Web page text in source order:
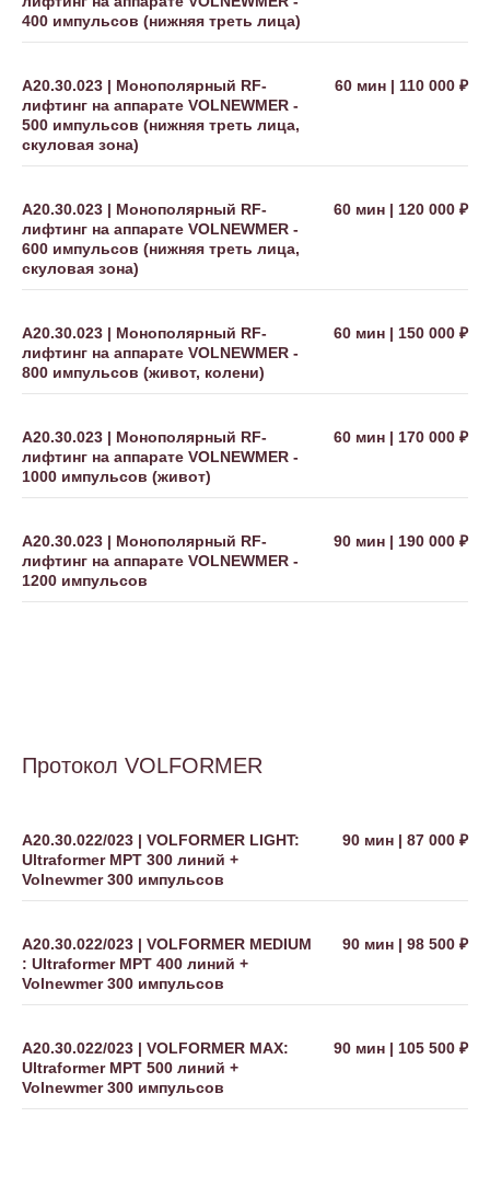
400 импульсов (нижняя треть лица)
А20.30.023 | Монополярный RF-
лифтинг на аппарате VOLNEWMER -
500 импульсов (нижняя треть лица,
скуловая зона)
60 мин | 110 000 ₽
А20.30.023 | Монополярный RF-
лифтинг на аппарате VOLNEWMER -
600 импульсов (нижняя треть лица,
скуловая зона)
60 мин | 120 000 ₽
А20.30.023 | Монополярный RF-
лифтинг на аппарате VOLNEWMER -
800 импульсов (живот, колени)
60 мин | 150 000 ₽
А20.30.023 | Монополярный RF-
лифтинг на аппарате VOLNEWMER -
1000 импульсов (живот)
60 мин | 170 000 ₽
А20.30.023 | Монополярный RF-
лифтинг на аппарате VOLNEWMER -
1200 импульсов
90 мин | 190 000 ₽
Протокол VOLFORMER
А20.30.022/023 | VOLFORMER LIGHT:
Ultraformer MPT 300 линий +
Volnewmer 300 импульсов
90 мин | 87 000 ₽
А20.30.022/023 | VOLFORMER MEDIUM
: Ultraformer MPT 400 линий +
Volnewmer 300 импульсов
90 мин | 98 500 ₽
А20.30.022/023 | VOLFORMER MAX:
Ultraformer MPT 500 линий +
Volnewmer 300 импульсов
90 мин | 105 500 ₽
Контакты
Прайс-лист
Сертификаты
Публична оферта
Согласие на обработку персональных
Согласие на рассылку
Правила обработки персональных данных
Положение о подарочных сертификатах
Политика конфиденциальности
+7 (495) 021-21-70
aesteclinic@mail.ru
г. Москва, Профсоюзная 68к4
Оставить заявку